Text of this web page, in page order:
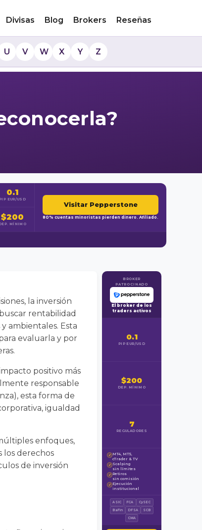
Divisas Blog Brokers Reseñas
U V W X Y Z
0.1
PIP EUR/USD
$200
MÍNIMO
Visitar Pepperstone
80% cuentas minoristas pierden dinero. Afiliado.
la inversión
rentabilidad
ambientales. Esta
evaluarla y por
positivo más
responsable
esta forma de
igualdad
enfoques,
los derechos
de inversión
BROKER
PATROCINADO
El broker de los
traders activos
0.1
PIP EUR/USD
$200
DEP. MÍNIMO
7
REGULADORES
✓ MT4, MT5,
cTrader & TV
✓ Scalping
sin límites
✓ Retiros
sin comisión
✓ Ejecución
institucional
ASIC FCA
CySEC
BaFin
DFSA
SCB
CMA